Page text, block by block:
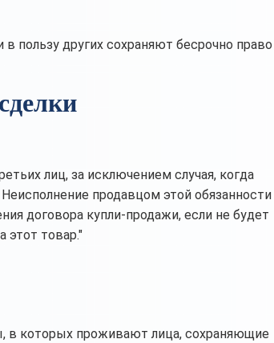
пользу других сохраняют бесрочно право
лиц, за исключением случая, когда
продавцом этой обязанности
договора купли-продажи, если не будет
этот товар."
в которых проживают лица, сохраняющие